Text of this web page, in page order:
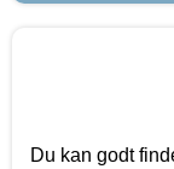
Du kan godt